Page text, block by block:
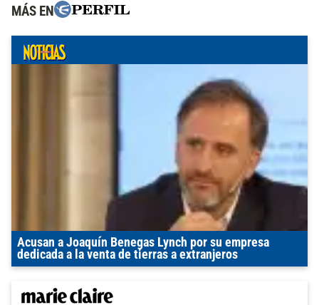
MÁS EN
Acusan a Joaquín Benegas Lynch por su empresa
dedicada a la venta de tierras a extranjeros